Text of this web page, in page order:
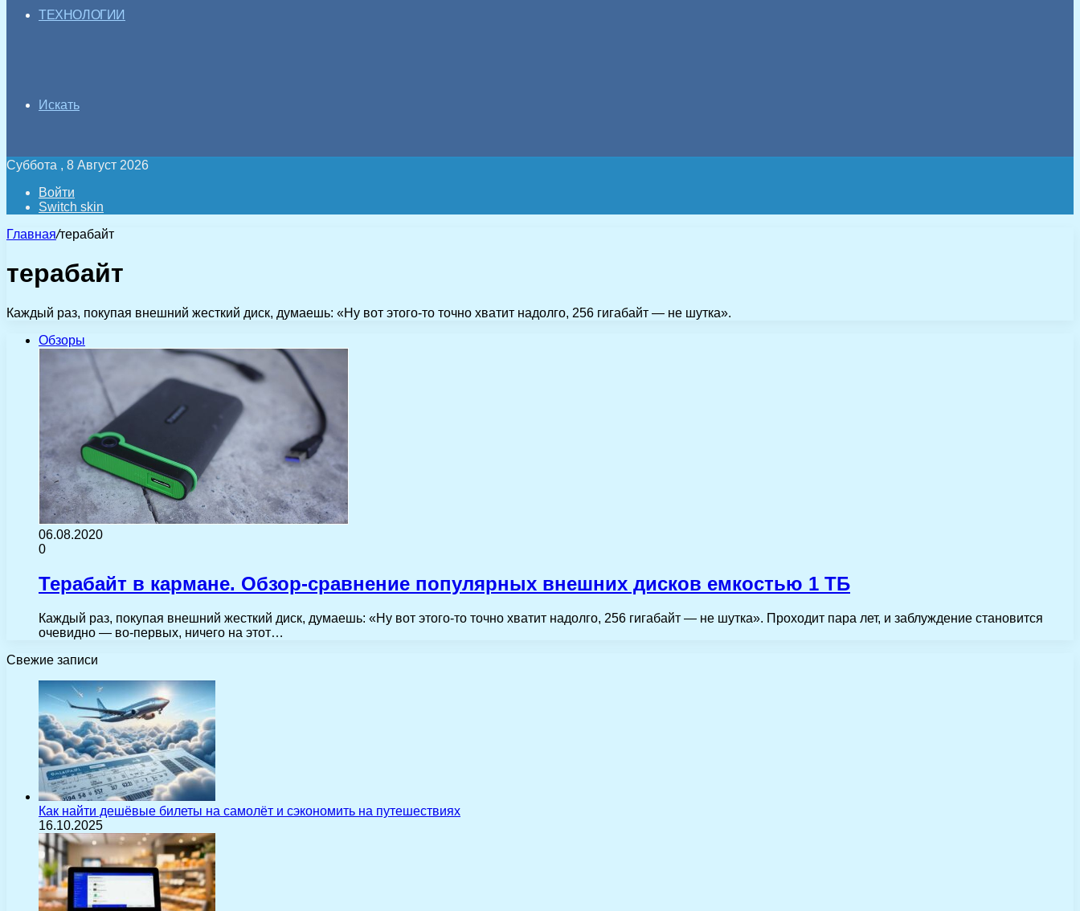
ТЕХНОЛОГИИ
Искать
Суббота , 8 Август 2026
Войти
Switch skin
Главная/терабайт
терабайт
Каждый раз, покупая внешний жесткий диск, думаешь: «Ну вот этого-то точно хватит надолго, 256 гигабайт — не шутка».
Обзоры
06.08.2020
0
Терабайт в кармане. Обзор-сравнение популярных внешних дисков емкостью 1 ТБ
Каждый раз, покупая внешний жесткий диск, думаешь: «Ну вот этого-то точно хватит надолго, 256 гигабайт — не шутка». Проходит пара лет, и заблуждение становится
очевидно — во-первых, ничего на этот…
Свежие записи
Как найти дешёвые билеты на самолёт и сэкономить на путешествиях
16.10.2025